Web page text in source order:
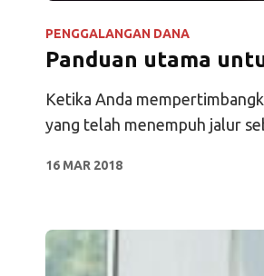
PENGGALANGAN DANA
Panduan utama
Ketika Anda
yang telah menempuh jalur
16 MAR 2018